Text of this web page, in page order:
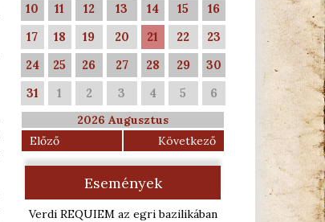
10
11 12 13 14 15
16
17
18 19 20 21 22
23
24
25 26 27 28 29
30
31
1 2 3 4 5 6
2026 Augusztus
Előző
Következő
Események
Verdi REQUIEM az egri bazilikában